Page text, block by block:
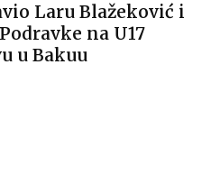
Laru Blažeković i
na U17
u Bakuu